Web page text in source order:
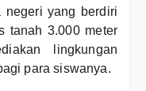
negeri yang berdiri
tanah 3.000 meter
lingkungan
para siswanya.